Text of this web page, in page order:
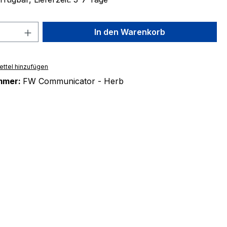
Anzahl: Gib den gewünschten Wert
In den Warenkorb
hinzufügen
FW Communicator - Herb